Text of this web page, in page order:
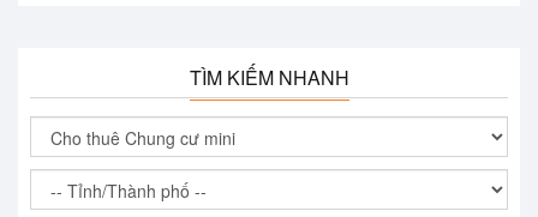
TÌM KIẾM NHANH